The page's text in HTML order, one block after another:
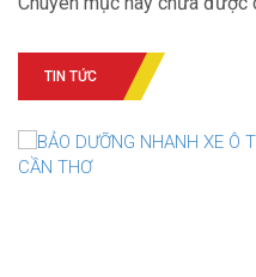
TIN TỨC